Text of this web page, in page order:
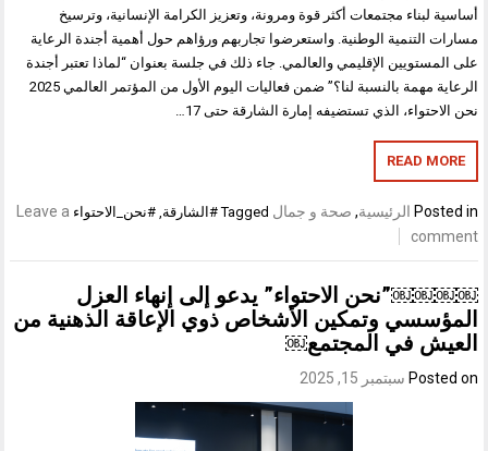
أساسية لبناء مجتمعات أكثر قوة ومرونة، وتعزيز الكرامة الإنسانية، وترسيخ
مسارات التنمية الوطنية. واستعرضوا تجاربهم ورؤاهم حول أهمية أجندة الرعاية
على المستويين الإقليمي والعالمي. جاء ذلك في جلسة بعنوان “لماذا تعتبر أجندة
الرعاية مهمة بالنسبة لنا؟” ضمن فعاليات اليوم الأول من المؤتمر العالمي 2025
نحن الاحتواء، الذي تستضيفه إمارة الشارقة حتى 17…
READ MORE
Posted in الرئيسية, صحة و جمال Tagged #الشارقة,#نحن_الاحتواء Leave a
comment
￼￼￼￼”نحن الاحتواء” يدعو إلى إنهاء العزل
المؤسسي وتمكين الأشخاص ذوي الإعاقة الذهنية من
العيش في المجتمع￼
Posted on سبتمبر 15, 2025